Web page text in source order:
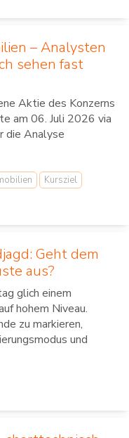
– Analysten
sehen fast
Aktie des Konzerns
am 06. Juli 2026 via
die Analyse
Kursziel
Geht dem
aus?
glich einem
hohem Niveau.
zu markieren,
und